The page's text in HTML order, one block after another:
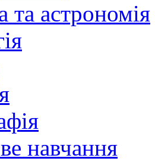
та астрономія
навчання